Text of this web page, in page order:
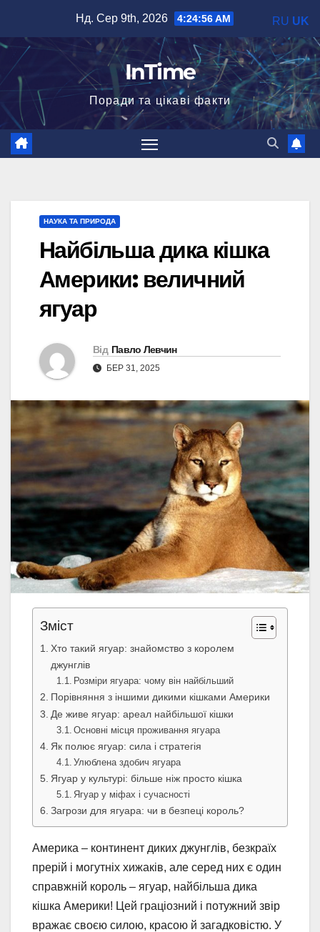
вмісту
Нд. Сер 9th, 2026 4:24:57 AM
InTime
Поради та цікаві факти
НАУКА ТА ПРИРОДА
Найбільша дика кішка
Америки: величний
ягуар
Від Павло Левчин
БЕР 31, 2025
Зміст
Хто такий ягуар: знайомство з королем
джунглів
Розміри ягуара: чому він найбільший
Порівняння з іншими дикими кішками Америки
Де живе ягуар: ареал найбільшої кішки
Основні місця проживання ягуара
Як полює ягуар: сила і стратегія
Улюблена здобич ягуара
Ягуар у культурі: більше ніж просто кішка
Ягуар у міфах і сучасності
Загрози для ягуара: чи в безпеці король?
Америка – континент диких джунглів, безкраїх
прерій і могутніх хижаків, але серед них є один
справжній король – ягуар, найбільша дика
кішка Америки! Цей граціозний і потужний звір
вражає своєю силою, красою й загадковістю. У
RU UK